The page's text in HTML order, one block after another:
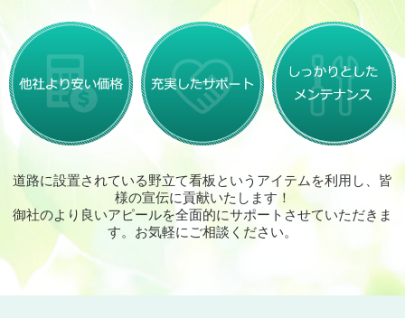
道路に設置されている野立て看板というアイテムを利用し、皆
様の宣伝に貢献いたします！
御社のより良いアピールを全面的にサポートさせていただきま
す。お気軽にご相談ください。